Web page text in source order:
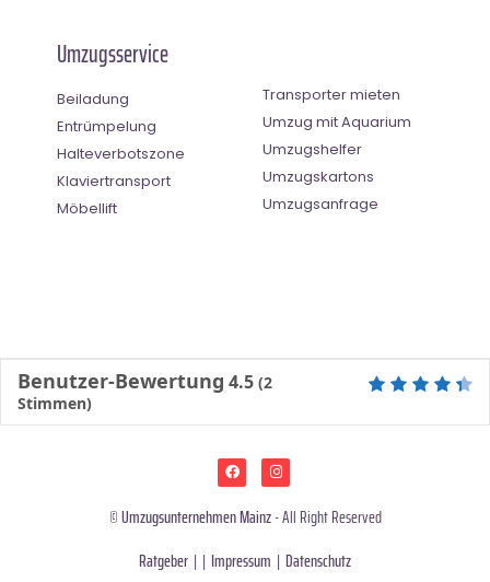
Umzugsservice
Beiladung
Entrümpelung
Halteverbotszone
Klaviertransport
Möbellift
Transporter mieten
Umzug mit Aquarium
Umzugshelfer
Umzugskartons
Umzugsanfrage
Benutzer-Bewertung 4.5 (2
Stimmen)
©Umzugsunternehmen Mainz- All Right Reserved
Ratgeber | | Impressum | Datenschutz